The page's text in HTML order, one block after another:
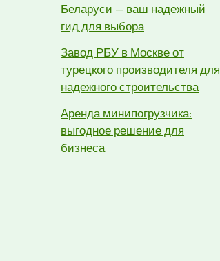
Беларуси — ваш надежный
гид для выбора
Завод РБУ в Москве от
турецкого производителя для
надежного строительства
Аренда минипогрузчика:
выгодное решение для
бизнеса